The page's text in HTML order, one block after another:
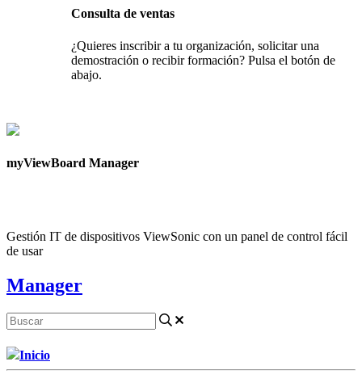
Consulta de ventas
¿Quieres inscribir a tu organización, solicitar una
demostración o recibir formación? Pulsa el botón de
abajo.
myViewBoard Manager
Gestión IT de dispositivos ViewSonic con un panel de control fácil
de usar
Manager
Inicio